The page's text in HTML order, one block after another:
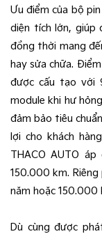
Ưu điểm của bộ
diện tích lớn, giúp
đồng thời mang
hay sửa chữa.
được cấu tạo với
module khi hư
đảm bảo tiêu
lợi cho khách
THACO AUTO
150.000 km.
năm hoặc 150.000
Dù cùng được